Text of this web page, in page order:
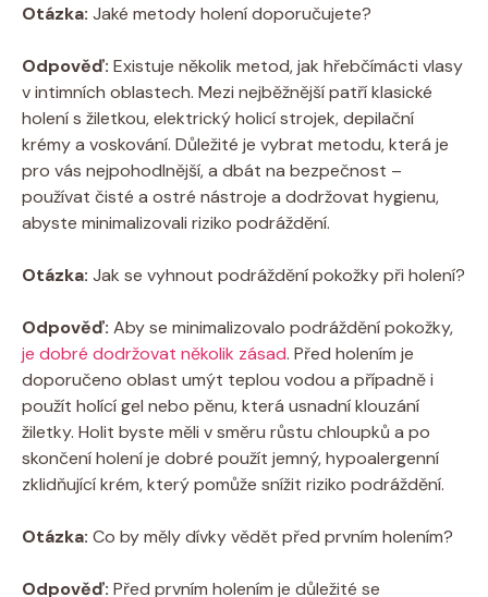
Otázka: Jaké metody holení doporučujete?
Odpověď: Existuje několik metod, jak hřebčímácti vlasy
v intimních oblastech. Mezi nejběžnější patří klasické
holení s žiletkou, elektrický holicí strojek, depilační
krémy a voskování. Důležité je vybrat metodu, která je
pro vás nejpohodlnější, a dbát na bezpečnost –
používat čisté a ostré nástroje a dodržovat hygienu,
abyste minimalizovali riziko podráždění.
Otázka: Jak se vyhnout podráždění pokožky při holení?
Odpověď: Aby se minimalizovalo podráždění pokožky,
je dobré dodržovat několik zásad. Před holením je
doporučeno oblast umýt teplou vodou a případně i
použít holící gel nebo pěnu, která usnadní klouzání
žiletky. Holit byste měli v směru růstu chloupků a po
skončení holení je dobré použít jemný, hypoalergenní
zklidňující krém, který pomůže snížit riziko podráždění.
Otázka: Co by měly dívky vědět před prvním holením?
Odpověď: Před prvním holením je důležité se